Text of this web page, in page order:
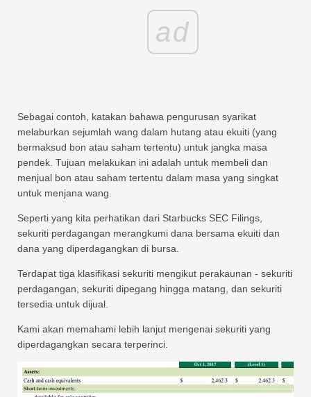
ad
Sebagai contoh, katakan bahawa pengurusan syarikat
melaburkan sejumlah wang dalam hutang atau ekuiti (yang
bermaksud bon atau saham tertentu) untuk jangka masa
pendek. Tujuan melakukan ini adalah untuk membeli dan
menjual bon atau saham tertentu dalam masa yang singkat
untuk menjana wang.
Seperti yang kita perhatikan dari Starbucks SEC Filings,
sekuriti perdagangan merangkumi dana bersama ekuiti dan
dana yang diperdagangkan di bursa.
Terdapat tiga klasifikasi sekuriti mengikut perakaunan - sekuriti
perdagangan, sekuriti dipegang hingga matang, dan sekuriti
tersedia untuk dijual.
Kami akan memahami lebih lanjut mengenai sekuriti yang
diperdagangkan secara terperinci.